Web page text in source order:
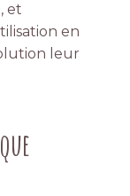
et
en
leur